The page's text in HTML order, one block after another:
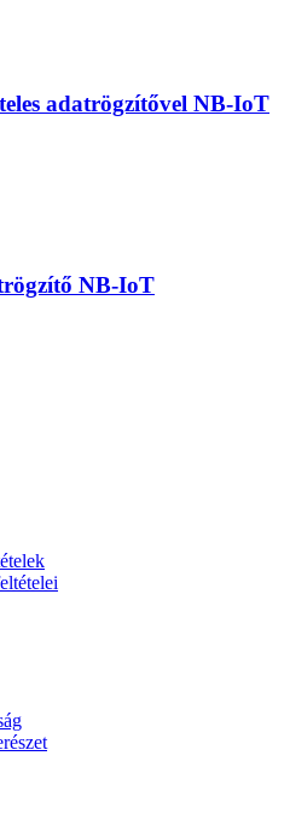
adatrögzítővel NB-IoT
NB-IoT